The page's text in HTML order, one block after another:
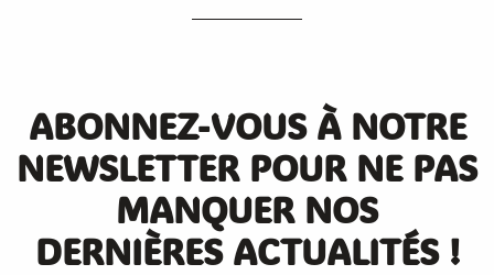
ABONNEZ-VOUS À NOTRE
NEWSLETTER POUR NE PAS
MANQUER NOS
DERNIÈRES ACTUALITÉS !